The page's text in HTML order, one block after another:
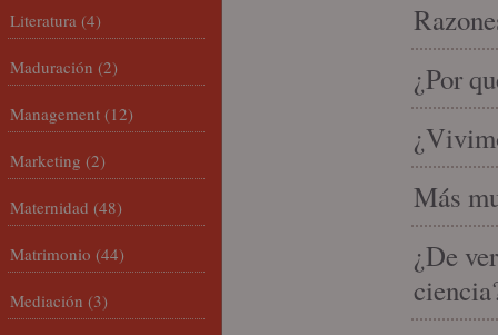
¿Por
Más
¿De
Literatura (4)
Maduración (2)
Management (12)
Marketing (2)
Maternidad (48)
Matrimonio (44)
Mediación (3)